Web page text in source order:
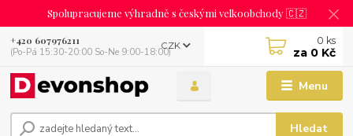
Spolupracujeme výhradně s českými velkoobchody 🇨🇿
Menu
CZK
Hledat
+420 607976211
(Po-Pá 15:30-20:00 So-Ne 9:00-18:00)
0 ks
za 0 Kč